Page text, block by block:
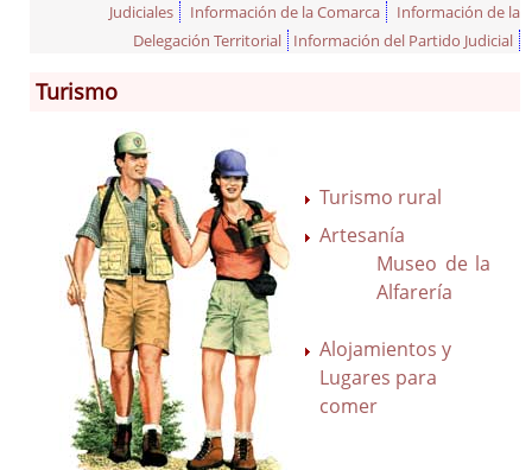
Información General
Historia
Monumentos
Gastronomía
Fiestas
Turismo
Población
Archivo Municipal
Corporación
Correo-e gratis
Judiciales
Información de la Comarca
Información de la
Delegación Territorial
Información del Partido Judicial
Turismo
Turismo rural
Artesanía
Museo de la
Alfarería
Alojamientos y
Lugares para
comer